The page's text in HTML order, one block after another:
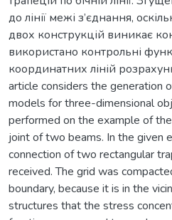
до лінії межі з’єднання,
двох конструкцій виникає
використано контрольні
координатних ліній
article considers the generation
models for three-dimensional
performed on the example of
joint of two beams. In the given
connection of two rectangular
received. The grid was
boundary, because it is in the
structures that the stress